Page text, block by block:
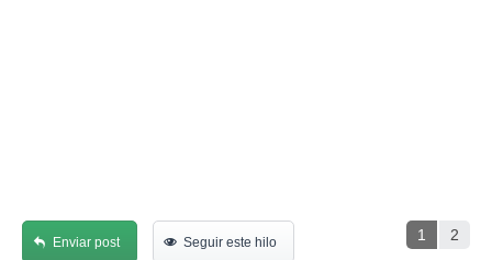
1 2
Enviar post Seguir este hilo